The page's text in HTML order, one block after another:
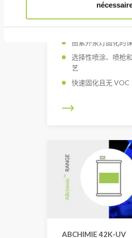
由紫外汞灯固化的
选择性喷涂、喷枪
艺
快速固化且无 VOC
ABCHIMIE 42K-UV